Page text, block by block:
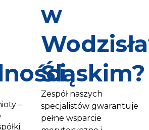
w
Śląskim?
Zespół naszych
specjalistów gwarantuje
pełne wsparcie
–